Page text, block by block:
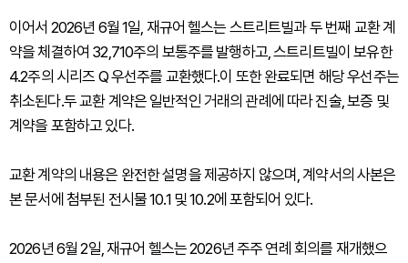
이어서 2026년 6월 1일, 재규어 헬스는 스트리트빌과 두 번째 교환 계
약을 체결하여 32,710주의 보통주를 발행하고, 스트리트빌이 보유한
4.2주의 시리즈 Q 우선주를 교환했다.이 또한 완료되면 해당 우선주는
취소된다.두 교환 계약은 일반적인 거래의 관례에 따라 진술, 보증 및
계약을 포함하고 있다.
교환 계약의 내용은 완전한 설명을 제공하지 않으며, 계약서의 사본은
본 문서에 첨부된 전시물 10.1 및 10.2에 포함되어 있다.
2026년 6월 2일, 재규어 헬스는 2026년 주주 연례 회의를 재개했으